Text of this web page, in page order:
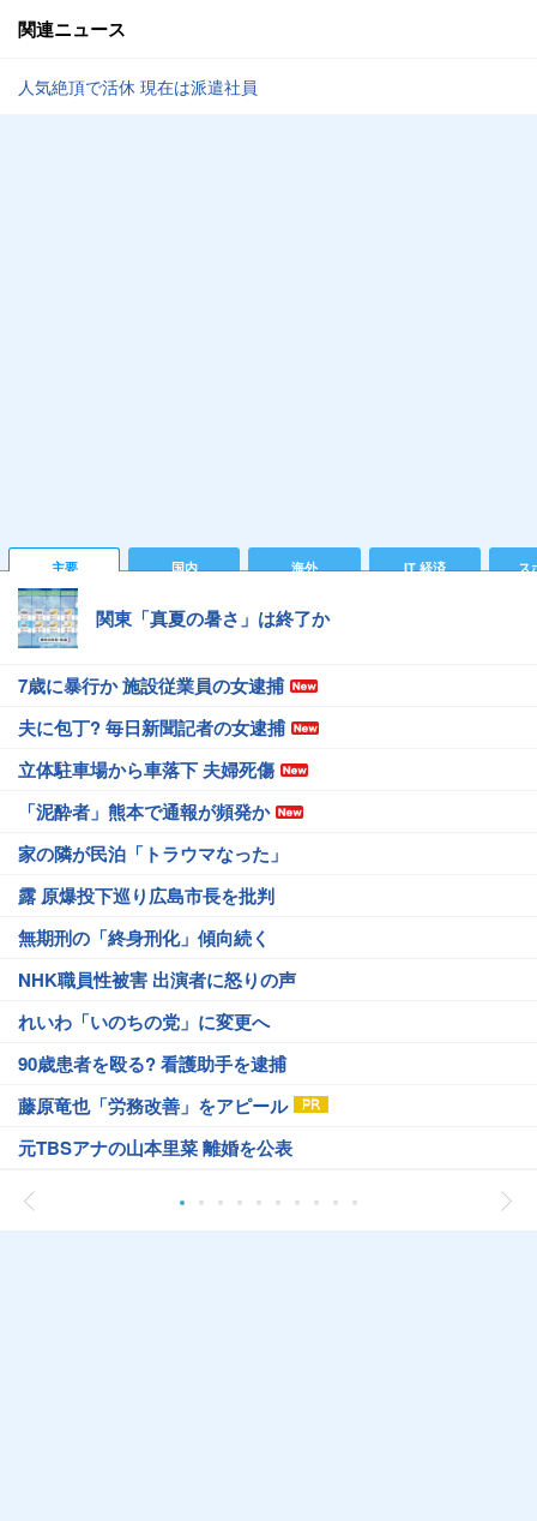
関連ニュース
人気絶頂で活休 現在は派遣社員
主要 国内 海外 IT 経済 ス
関東「真夏の暑さ」は終了か
7歳に暴行か 施設従業員の女逮捕
夫に包丁? 毎日新聞記者の女逮捕
立体駐車場から車落下 夫婦死傷
「泥酔者」熊本で通報が頻発か
家の隣が民泊「トラウマなった」
露 原爆投下巡り広島市長を批判
無期刑の「終身刑化」傾向続く
NHK職員性被害 出演者に怒りの声
れいわ「いのちの党」に変更へ
90歳患者を殴る? 看護助手を逮捕
藤原竜也「労務改善」をアピール
元TBSアナの山本里菜 離婚を公表